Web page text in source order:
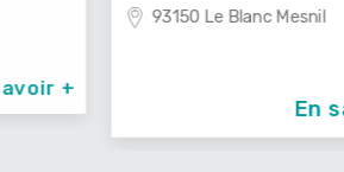
+
93150 Le Blanc Mesnil
En